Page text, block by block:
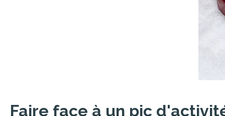
Faire face à un pic